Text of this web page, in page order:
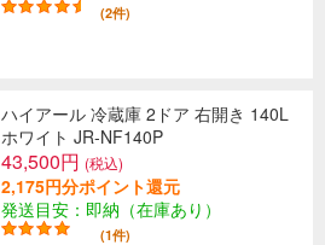
(2件)
ハイアール 冷蔵庫 2ドア 右開き 140L
ホワイト JR-NF140P
43,500円 (税込)
2,175円分ポイント還元
発送目安：即納（在庫あり）
(1件)